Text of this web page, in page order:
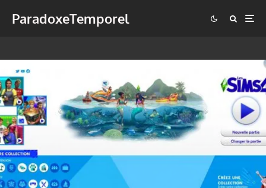
ParadoxeTemporel